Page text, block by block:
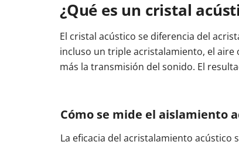
Otros enlaces
Tipos de ventanas Tamaños de las
Instrucciones y vídeos
Otros enlaces
Tamaños balconeras Coste balconeras
Instrucciones y vídeos
Otros enlaces
Tamaños puertas entrada Colores
Instrucciones y vídeos
¿Qué es un cristal
El cristal acústico se diferencia del
incluso un triple acristalamiento, el
más la transmisión del sonido. El
Cómo se mide el aislamiento
La eficacia del acristalamiento acústico